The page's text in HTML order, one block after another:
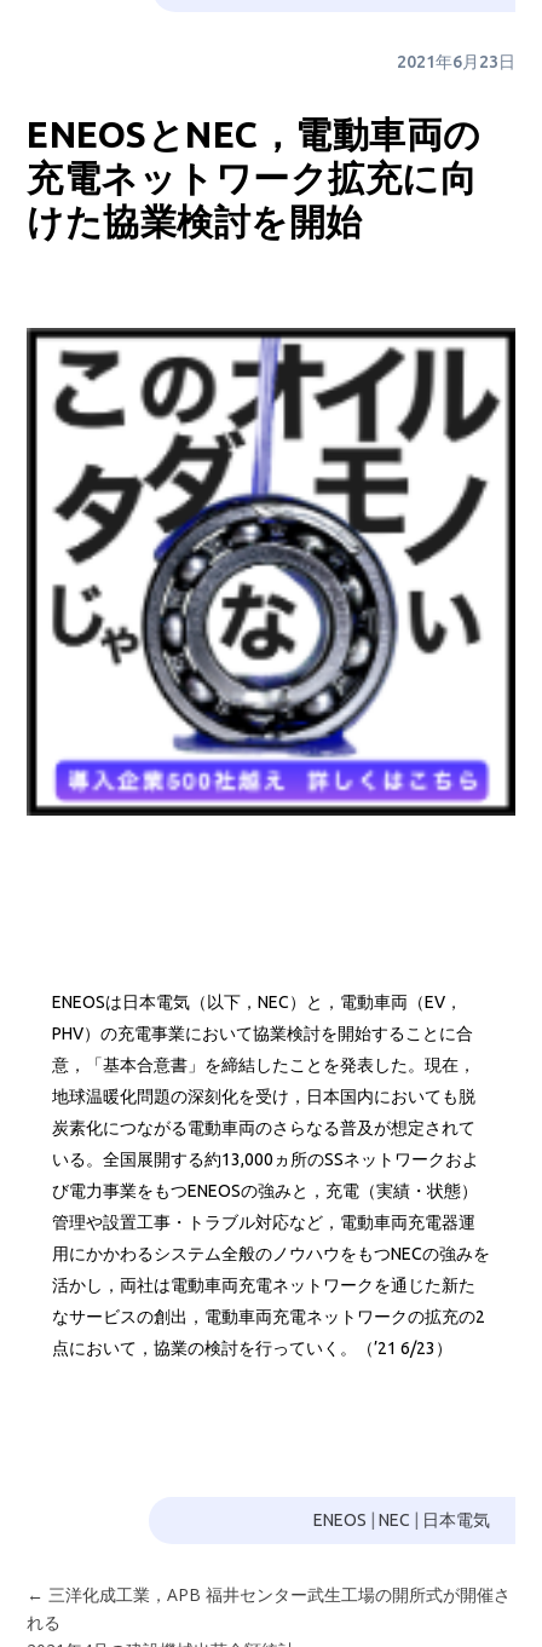
2021年6月23日
ENEOSとNEC，電動車両の
充電ネットワーク拡充に向
けた協業検討を開始
ENEOSは日本電気（以下，NEC）と，電動車両（EV，
PHV）の充電事業において協業検討を開始することに合
意，「基本合意書」を締結したことを発表した。現在，
地球温暖化問題の深刻化を受け，日本国内においても脱
炭素化につながる電動車両のさらなる普及が想定されて
いる。全国展開する約13,000ヵ所のSSネットワークおよ
び電力事業をもつENEOSの強みと，充電（実績・状態）
管理や設置工事・トラブル対応など，電動車両充電器運
用にかかわるシステム全般のノウハウをもつNECの強みを
活かし，両社は電動車両充電ネットワークを通じた新た
なサービスの創出，電動車両充電ネットワークの拡充の2
点において，協業の検討を行っていく。（’21 6/23）
ENEOS NEC 日本電気
← 三洋化成工業，APB 福井センター武生工場の開所式が開催さ
れる